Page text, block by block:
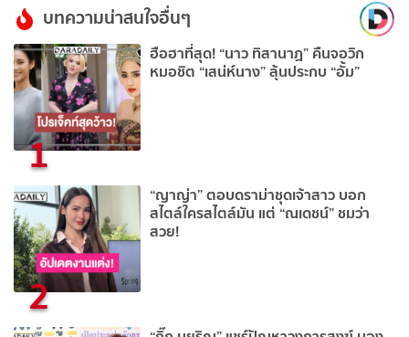
บทความน่าสนใจอื่นๆ
1
ฮือฮาที่สุด! “นาว ทิสานาฏ” คืนจอวิก
หมอชิต “เสน่ห์นาง” ลุ้นประกบ “อั้ม”
2
“ญาญ่า” ตอบดราม่าชุดเจ้าสาว บอก
สไตล์ใครสไตล์มัน แต่ “ณเดชน์” ชมว่า
สวย!